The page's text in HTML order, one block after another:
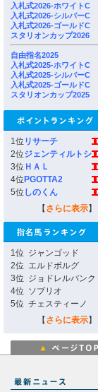
入札式2026-ホワイトC
入札式2026-シルバーC
入札式2026-ゴールドC
スタリオンカップ2026
自由指名2025
入札式2025-ホワイトC
入札式2025-シルバーC
入札式2025-ゴールドC
スタリオンカップ2025
1位 リサーチ
2位ジェンティルトシ
3位 ＨＡＬ
4位 PGOTTA2
5位 しのくん
【 さらに表示】
1位 ジャンゴッド
2位 エルドボルグ
3位 ジョドレルバンク
4位 ソブリオ
5位 チェスティーノ
【 さらに表示】